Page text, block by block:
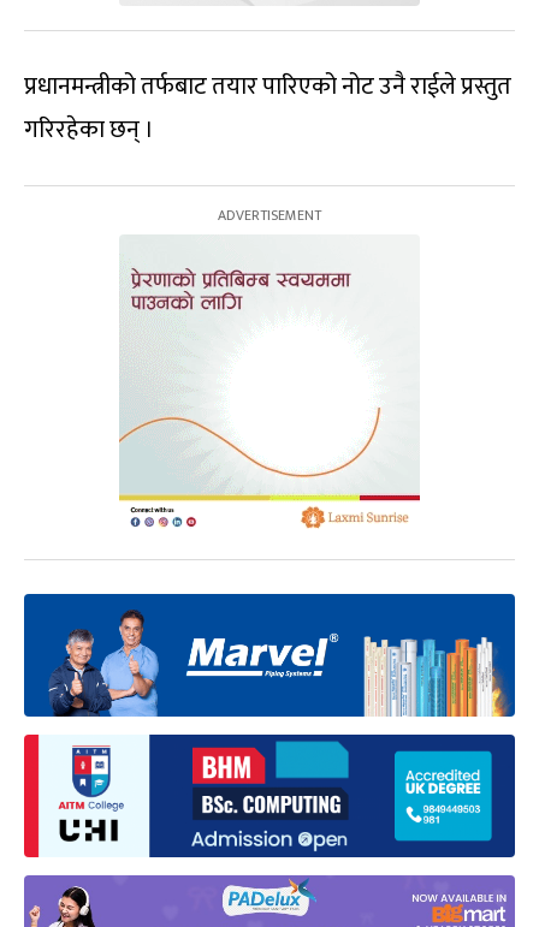
प्रधानमन्त्रीको तर्फबाट तयार पारिएको नोट उनै राईले प्रस्तुत
गरिरहेका छन् ।